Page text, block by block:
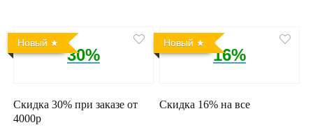
Новый
30%
Скидка 30% при заказе от
4000р
Новый
16%
Скидка 16% на все